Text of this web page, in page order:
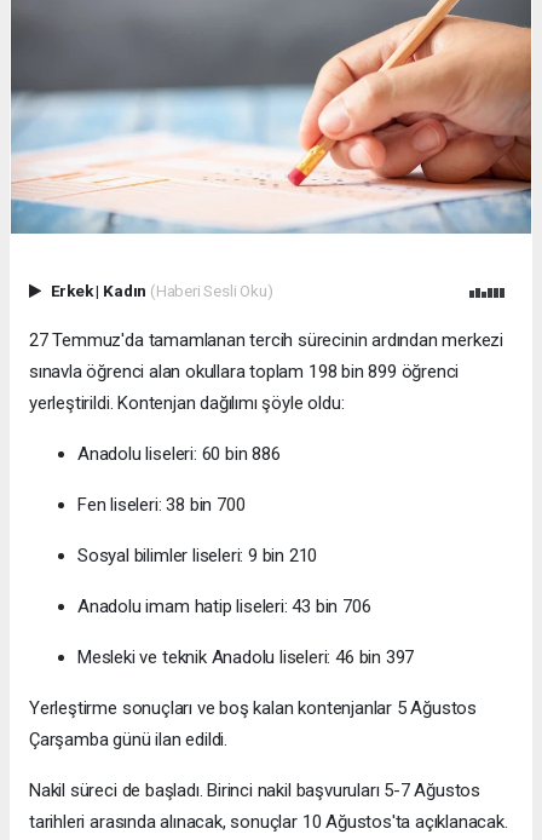
Erkek| Kadın (Haberi Sesli Oku)
27 Temmuz'da tamamlanan tercih sürecinin ardından merkezi
sınavla öğrenci alan okullara toplam 198 bin 899 öğrenci
yerleştirildi. Kontenjan dağılımı şöyle oldu:
Anadolu liseleri: 60 bin 886
Fen liseleri: 38 bin 700
Sosyal bilimler liseleri: 9 bin 210
Anadolu imam hatip liseleri: 43 bin 706
Mesleki ve teknik Anadolu liseleri: 46 bin 397
Yerleştirme sonuçları ve boş kalan kontenjanlar 5 Ağustos
Çarşamba günü ilan edildi.
Nakil süreci de başladı. Birinci nakil başvuruları 5-7 Ağustos
tarihleri arasında alınacak, sonuçlar 10 Ağustos'ta açıklanacak.